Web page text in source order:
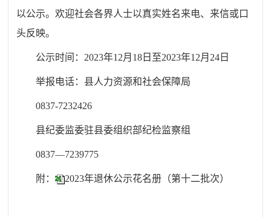
以公示。欢迎社会各界人士以真实姓名来电、来信或口
头反映。
公示时间：2023年12月18日至2023年12月24日
举报电话：县人力资源和社会保障局
0837-7232426
县纪委监委驻县委组织部纪检监察组
0837—7239775
附： 2023年退休公示花名册（第十二批次）